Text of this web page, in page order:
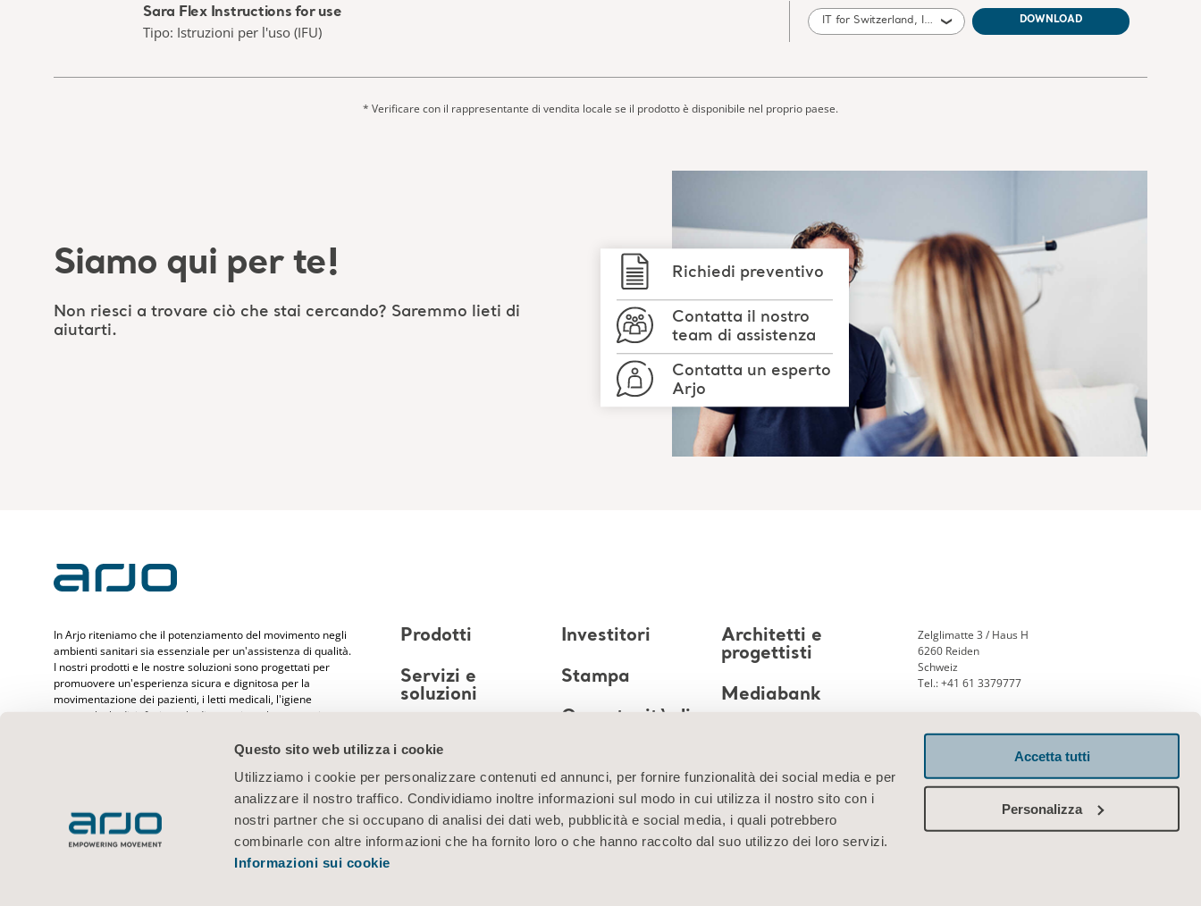
Questo sito web utilizza i cookie
Utilizziamo i cookie per personalizzare contenuti ed annunci, per fornire funzionalità dei social media e per
analizzare il nostro traffico. Condividiamo inoltre informazioni sul modo in cui utilizza il nostro sito con i
nostri partner che si occupano di analisi dei dati web, pubblicità e social media, i quali potrebbero
combinarle con altre informazioni che ha fornito loro o che hanno raccolto dal suo utilizzo dei loro servizi.
Informazioni sui cookie
Accetta tutti
Personalizza
Sara Flex Instructions for use
Tipo: Istruzioni per l'uso (IFU)
IT for Switzerland, Italy DOWNLOAD
* Verificare con il rappresentante di vendita locale se il prodotto è disponibile nel proprio paese.
Siamo qui per te!
Non riesci a trovare ciò che stai cercando? Saremmo lieti di
aiutarti.
Richiedi preventivo
Contatta il nostro
team di assistenza
Contatta un esperto
Arjo
In Arjo riteniamo che il potenziamento del movimento negli
ambienti sanitari sia essenziale per un'assistenza di qualità.
I nostri prodotti e le nostre soluzioni sono progettati per
promuovere un'esperienza sicura e dignitosa per la
movimentazione dei pazienti, i letti medicali, l'igiene
personale, la disinfezione, la diagnostica e la prevenzione
Con oltre 6.500 persone assistite in tutto il mondo e 65 anni
impegniamo a ottenere risultati più salutari per le persone
che affrontano sfide legate alla mobilità.
Prodotti
Servizi e
soluzioni
Chi siamo
Contatti
Investitori
Stampa
Opportunità di
Architetti e
progettisti
Mediabank
Zelglimatte 3 / Haus H
6260 Reiden
Schweiz
Tel.: +41 61 3379777
Informativa sulla privacy Informativa sul web